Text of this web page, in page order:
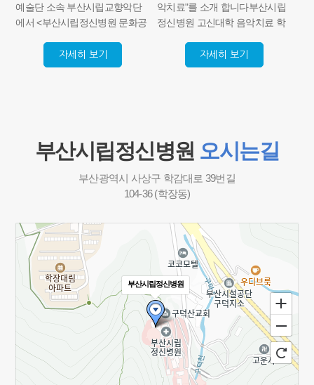
예술단 소속 부산시립교향악단
에서 <부산시립정신병원 문화공
다.공연 안내가 이루어졌을 때부
터 환우분들의 관심이 뜨거웠는
었습니다.현악기로 클래식이 아
니라 대중가요 소화할 수 있다는
점이 새롭고 좋았습니다. 비올라,
바이올린, 첼로, 클라리넷의 화합
치며 굉장히 흥겨운 분위기에서
마무리 되었답니다.환우분들에
게 좋은 기회를 마련해주신 부산
시립교향악단에게 감사 인사드
립니다.
자세히 보기
악치료"를 소개 합니다부산시립
정신병원 고신대학 음악치료 학
년부터 꾸준하게 음악치료 전문
강사 선생님들이 오셔서 프로그
그 배움의 방식도 굉장히 다양한
데요평소에 접해보지 않는 다양
한 악기로 합주를 하거나,합창을
해보거나, 박수와 악기를 조합하
로 개사하거나, 음악과 함께 율동
을 배우거나,매주 색다른 활동을
가지고 와서 환우분들도 너무 만
족하시는 시간 입니다!지난주에
는 무려!한국과 멕시코의 월드컵
예선전이 있었는데도 월드컵보
다 음악치료를 선택하실 정도였
답니다여기까지 6병동 음악치료
프로그램이었습니다.본원에서는
병동 별 다양한 재활 프로그램이
진행되고 있으며,이를 통해 환우
자세히 보기
부산시립정신병원 오시는길
부산광역시 사상구 학감대로 39번길
104-36 (학장동)
부산시립정신병원